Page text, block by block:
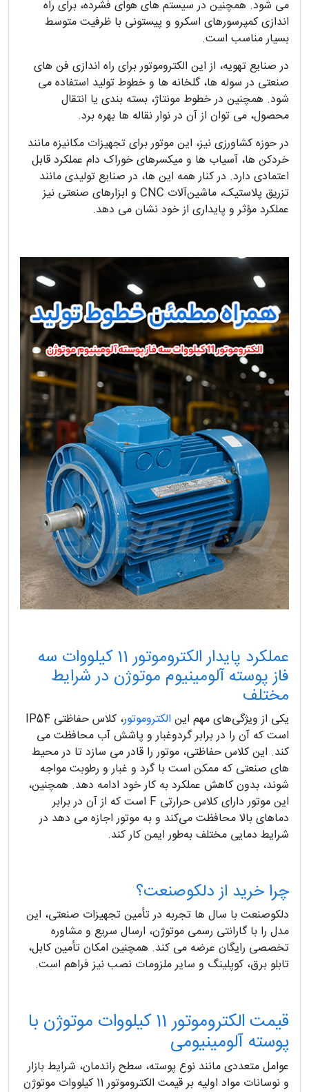
می‌ شود. همچنین در سیستم‌ های هوای فشرده، برای راه‌
اندازی کمپرسورهای اسکرو و پیستونی با ظرفیت متوسط
بسیار مناسب است.
در صنایع تهویه، از این الکتروموتور برای راه‌ اندازی فن‌ های
صنعتی در سوله‌ ها، گلخانه‌ ها و خطوط تولید استفاده می‌
شود. همچنین در خطوط مونتاژ، بسته‌ بندی یا انتقال
محصول، می‌ توان از آن در نوار نقاله‌ ها بهره برد.
در حوزه کشاورزی نیز، این موتور برای تجهیزات مکانیزه مانند
خردکن‌ ها، آسیاب‌ ها و میکسرهای خوراک دام عملکرد قابل
اعتمادی دارد. در کنار همه این‌ ها، در صنایع تولیدی مانند
تزریق پلاستیک، ماشین‌آلات CNC و ابزارهای صنعتی نیز
عملکرد مؤثر و پایداری از خود نشان می‌ دهد.
عملکرد پایدار الکتروموتور 11 کیلووات سه
فاز پوسته آلومینیوم موتوژن در شرایط
مختلف
یکی از ویژگی‌های مهم این الکتروموتور
، کلاس حفاظتی IP54
است که آن را در برابر گردوغبار و پاشش آب محافظت می‌
کند. این کلاس حفاظتی، موتور را قادر می‌ سازد تا در محیط‌
های صنعتی که ممکن است با گرد و غبار و رطوبت مواجه
شوند، بدون کاهش عملکرد به کار خود ادامه دهد. همچنین،
این موتور دارای کلاس حرارتی F است که از آن در برابر
دماهای بالا محافظت می‌کند و به موتور اجازه می‌ دهد در
شرایط دمایی مختلف به‌طور ایمن کار کند.
چرا خرید از دلکوصنعت؟
دلکوصنعت با سال‌ ها تجربه در تأمین تجهیزات صنعتی، این
مدل را با گارانتی رسمی موتوژن، ارسال سریع و مشاوره
تخصصی رایگان عرضه می‌ کند. همچنین امکان تأمین کابل،
تابلو برق، کوپلینگ و سایر ملزومات نصب نیز فراهم است.
قیمت الکتروموتور 11 کیلووات موتوژن با
پوسته آلومینیومی
عوامل متعددی مانند نوع پوسته، سطح راندمان، شرایط بازار
و نوسانات مواد اولیه بر قیمت الکتروموتور 11 کیلووات موتوژن